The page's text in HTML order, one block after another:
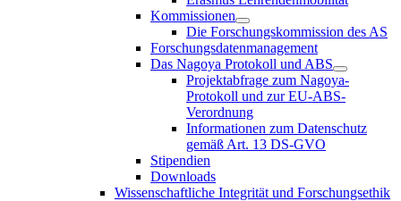
Kommissionen
Die Forschungskommission des AS
Forschungsdatenmanagement
Das Nagoya Protokoll und ABS
Projektabfrage zum Nagoya-
Protokoll und zur EU-ABS-
Verordnung
Informationen zum Datenschutz
gemäß Art. 13 DS-GVO
Stipendien
Downloads
Wissenschaftliche Integrität und Forschungsethik